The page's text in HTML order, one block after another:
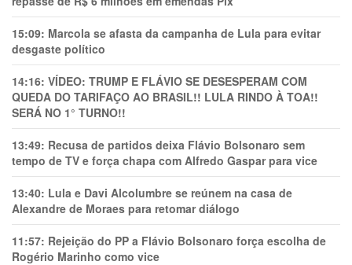
15:09: Marcola se afasta da campanha de Lula para evitar
desgaste político
14:16: VÍDEO: TRUMP E FLÁVIO SE DESESPERAM COM
QUEDA DO TARIFAÇO AO BRASIL!! LULA RINDO À TOA!!
SERÁ NO 1° TURNO!!
13:49: Recusa de partidos deixa Flávio Bolsonaro sem
tempo de TV e força chapa com Alfredo Gaspar para vice
13:40: Lula e Davi Alcolumbre se reúnem na casa de
Alexandre de Moraes para retomar diálogo
11:57: Rejeição do PP a Flávio Bolsonaro força escolha de
Rogério Marinho como vice